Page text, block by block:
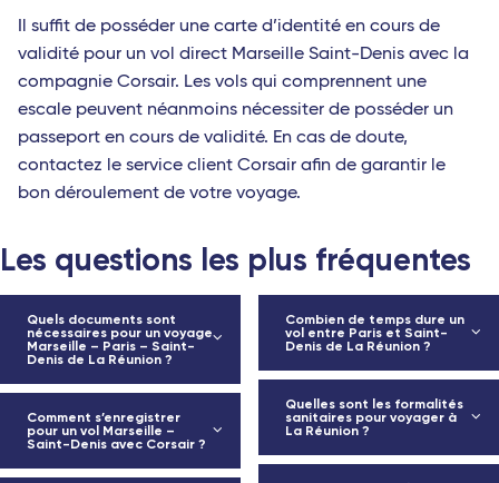
Il suffit de posséder une carte d’identité en cours de
validité pour un vol direct Marseille Saint-Denis avec la
compagnie Corsair. Les vols qui comprennent une
escale peuvent néanmoins nécessiter de posséder un
passeport en cours de validité. En cas de doute,
contactez le service client Corsair afin de garantir le
bon déroulement de votre voyage.
Les questions les plus fréquentes
Quels documents sont
nécessaires pour un voyage
Marseille – Paris – Saint-
Denis de La Réunion ?
Comment s’enregistrer
pour un vol Marseille –
Saint-Denis avec Corsair ?
Combien de temps dure un
vol entre Paris et Saint-
Denis de La Réunion ?
Quelles sont les formalités
sanitaires pour voyager à
La Réunion ?